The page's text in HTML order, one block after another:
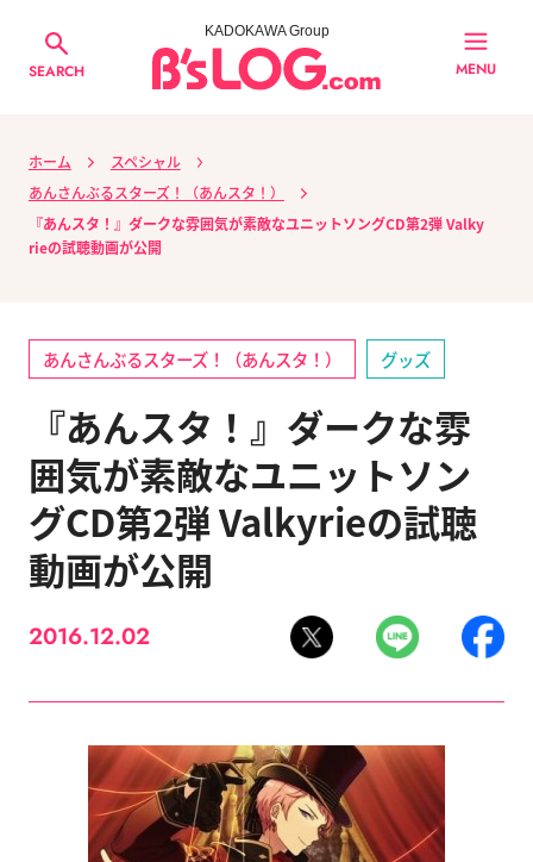
SEARCH
KADOKAWA Group
MENU
ホーム
スペシャル
あんさんぶるスターズ！（あんスタ！）
『あんスタ！』ダークな雰囲気が素敵なユニットソングCD第2弾 Valky
rieの試聴動画が公開
あんさんぶるスターズ！（あんスタ！） グッズ
『あんスタ！』ダークな雰
囲気が素敵なユニットソン
グCD第2弾 Valkyrieの試聴
動画が公開
2016.12.02